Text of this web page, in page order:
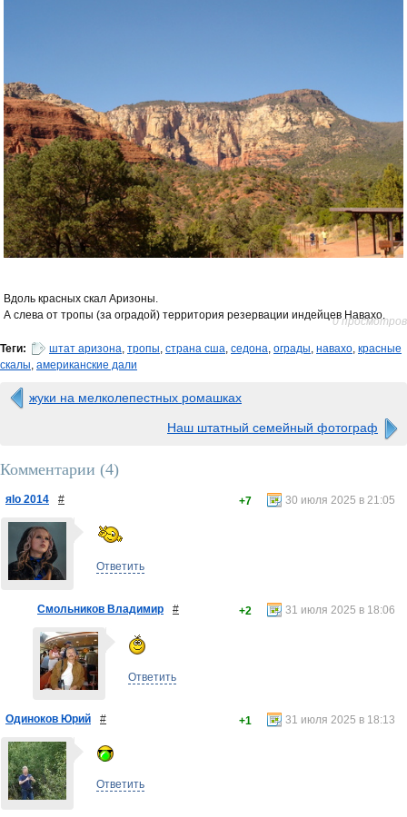
Вдоль красных скал Аризоны.
А слева от тропы (за оградой) территория резервации индейцев Навахо.
0 просмотров
Теги: штат аризона, тропы, страна сша, седона, ограды, навахо, красные
скалы, американские дали
жуки на мелколепестных ромашках
Наш штатный семейный фотограф
Комментарии (4)
яlo 2014 # 30 июля 2025 в 21:05
+7
Ответить
Смольников Владимир # 31 июля 2025 в 18:06
+2
Ответить
Одиноков Юрий # 31 июля 2025 в 18:13
+1
Ответить